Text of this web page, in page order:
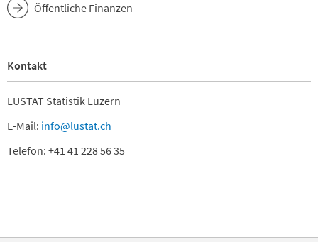
Öffentliche Finanzen
Kontakt
LUSTAT Statistik Luzern
E-Mail: info@lustat.ch
Telefon: +41 41 228 56 35